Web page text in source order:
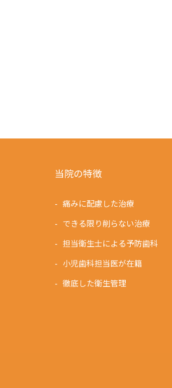
当院の特徴
痛みに配慮した治療
できる限り削らない治療
担当衛生士による予防歯科
小児歯科担当医が在籍
徹底した衛生管理